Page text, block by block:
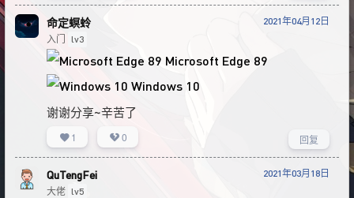
命定螟蛉
入门 lv3
2021年04月12日
Microsoft Edge 89
Windows 10
谢谢分享~辛苦了
1 0 回复
QuTengFei
大佬 lv5
2021年03月18日